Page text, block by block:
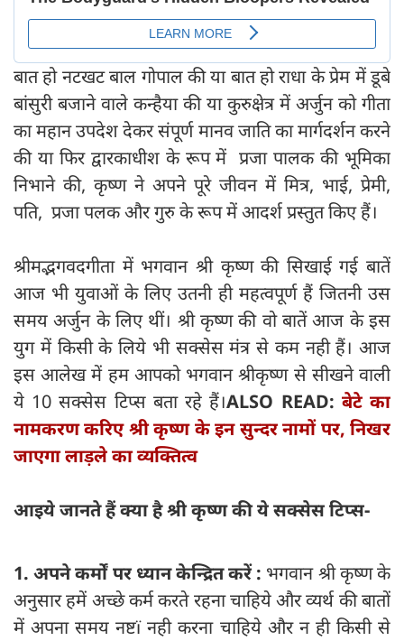
बात हो नटखट बाल गोपाल की या बात हो राधा के प्रेम में डूबे
बांसुरी बजाने वाले कन्हैया की या कुरुक्षेत्र में अर्जुन को गीता
का महान उपदेश देकर संपूर्ण मानव जाति का मार्गदर्शन करने
की या फिर द्वारकाधीश के रूप में प्रजा पालक की भूमिका
निभाने की, कृष्ण ने अपने पूरे जीवन में मित्र, भाई, प्रेमी,
पति, प्रजा पलक और गुरु के रूप में आदर्श प्रस्तुत किए हैं।
श्रीमद्भगवदगीता में भगवान श्री कृष्ण की सिखाई गई बातें
आज भी युवाओं के लिए उतनी ही महत्वपूर्ण हैं जितनी उस
समय अर्जुन के लिए थीं। श्री कृष्ण की वो बातें आज के इस
युग में किसी के लिये भी सक्सेस मंत्र से कम नही हैं। आज
इस आलेख में हम आपको भगवान श्रीकृष्ण से सीखने वाली
ये 10 सक्सेस टिप्स बता रहे हैं।ALSO READ: बेटे का
नामकरण करिए श्री कृष्ण के इन सुन्दर नामों पर, निखर
जाएगा लाड़ले का व्यक्तित्व
आइयेजानतेहैंक्याहैश्रीकृष्णकीयेसक्सेसटिप्स-
1.अपने कर्मों पर ध्यान केन्द्रित करें : भगवान श्री कृष्ण के
अनुसार हमें अच्छे कर्म करते रहना चाहिये और व्यर्थ की बातों
में अपना समय नष्टï नही करना चाहिये और न ही किसी से